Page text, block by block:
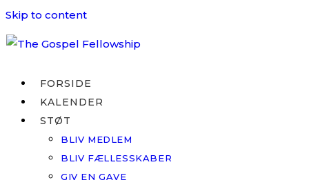
Skip to content
FORSIDE
KALENDER
STØT
BLIV MEDLEM
BLIV FÆLLESSKABER
GIV EN GAVE